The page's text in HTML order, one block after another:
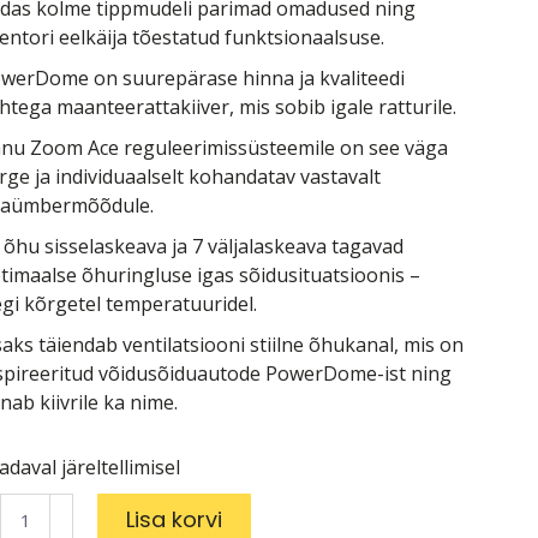
kolme tippmudeli parimad omadused ning
eelkäija tõestatud funktsionaalsuse.
on suurepärase hinna ja kvaliteedi
maanteerattakiiver, mis sobib igale ratturile.
Zoom Ace reguleerimissüsteemile on see väga
ja individuaalselt kohandatav vastavalt
õhu sisselaskeava ja 7 väljalaskeava tagavad
õhuringluse igas sõidusituatsioonis –
kõrgetel temperatuuridel.
täiendab ventilatsiooni stiilne õhukanal, mis on
võidusõiduautode PowerDome-ist ning
kiivrile ka nime.
järeltellimisel
Lisa korvi